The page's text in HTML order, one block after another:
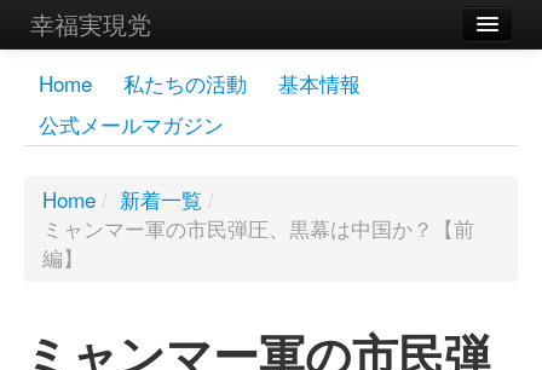
幸福実現党
メンバーズページ
党員
お問い合わせ
Home 私たちの活動
基本情報
公式メールマガジン
Home / 新着一覧 /
ミャンマー軍の市民弾圧、黒幕は中国か？【前
編】
ミャンマー軍の市民弾